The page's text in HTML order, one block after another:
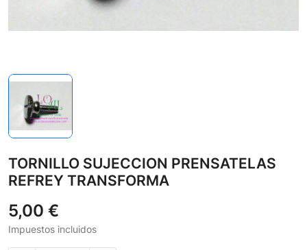
TORNILLO SUJECCION PRENSATELAS
REFREY TRANSFORMA
5,00 €
Impuestos incluidos